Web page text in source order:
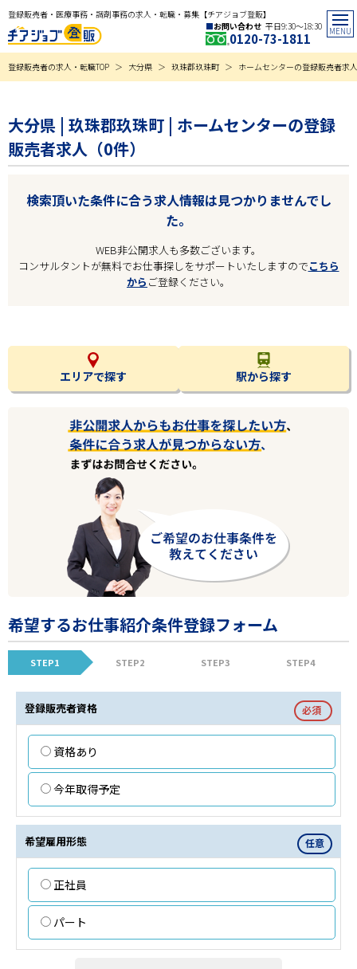
登録販売者・医療事務・調剤事務の求人・転職・募集【チアジョブ登販】
お問い合わせ 平日9:30〜18:30
0120-73-1811
登録販売者の求人・転職TOP 大分県 玖珠郡玖珠町 ホームセンターの登録販売者求人
大分県 | 玖珠郡玖珠町 | ホームセンターの登録
販売者求人（0件）
検索頂いた条件に合う求人情報は見つかりませんでし
た。
WEB非公開求人も多数ございます。
コンサルタントが無料でお仕事探しをサポートいたしますのでこちら
から ご登録ください。
エリアで探す 駅から探す
希望するお仕事紹介条件登録フォーム
STEP1 STEP2 STEP3 STEP4
登録販売者資格 必須
資格あり
今年取得予定
希望雇用形態 任意
正社員
パート